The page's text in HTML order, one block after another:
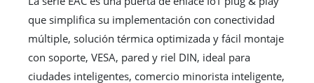
que simplifica su implementación con conectividad
múltiple, solución térmica optimizada y fácil montaje
con soporte, VESA, pared y riel DIN, ideal para
ciudades inteligentes, comercio minorista inteligente,